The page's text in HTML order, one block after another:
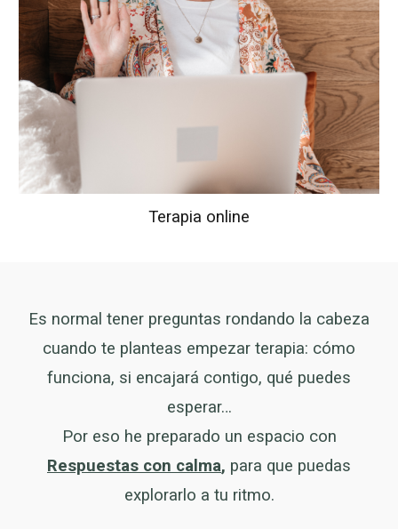
Terapia online
Es normal tener preguntas rondando la cabeza
cuando te planteas empezar terapia: cómo
funciona, si encajará contigo, qué puedes
esperar…
Por eso he preparado un espacio con
Respuestas con calma, para que puedas
explorarlo a tu ritmo.